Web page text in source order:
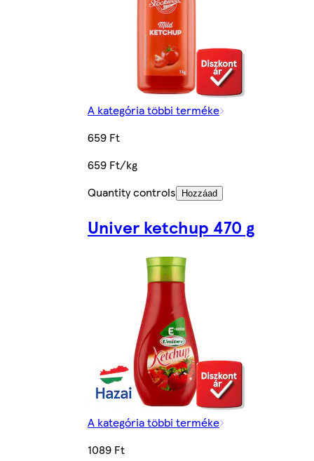
A kategória többi terméke
659 Ft
659 Ft/kg
Quantity controls
Hozzáad
Univer ketchup 470 g
A kategória többi terméke
1089 Ft